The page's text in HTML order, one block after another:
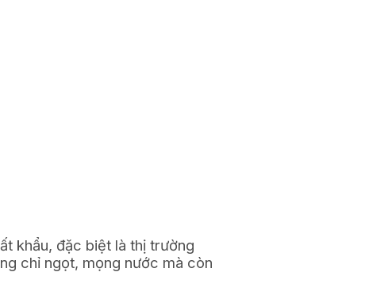
khẩu, đặc biệt là thị trường
chỉ ngọt, mọng nước mà còn